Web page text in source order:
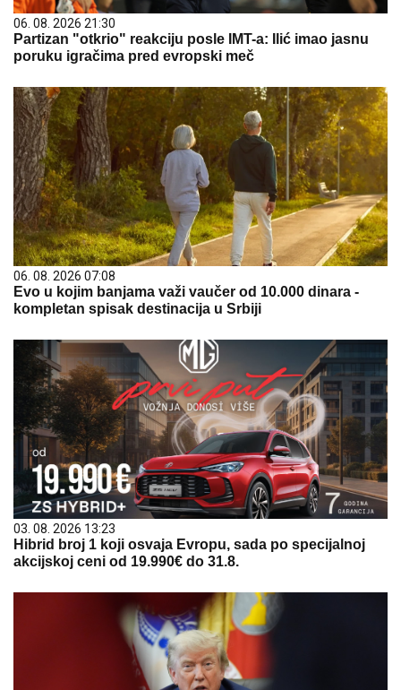
06. 08. 2026 21:30
Partizan "otkrio" reakciju posle IMT-a: Ilić imao jasnu
poruku igračima pred evropski meč
06. 08. 2026 07:08
Evo u kojim banjama važi vaučer od 10.000 dinara -
kompletan spisak destinacija u Srbiji
03. 08. 2026 13:23
Hibrid broj 1 koji osvaja Evropu, sada po specijalnoj
akcijskoj ceni od 19.990€ do 31.8.